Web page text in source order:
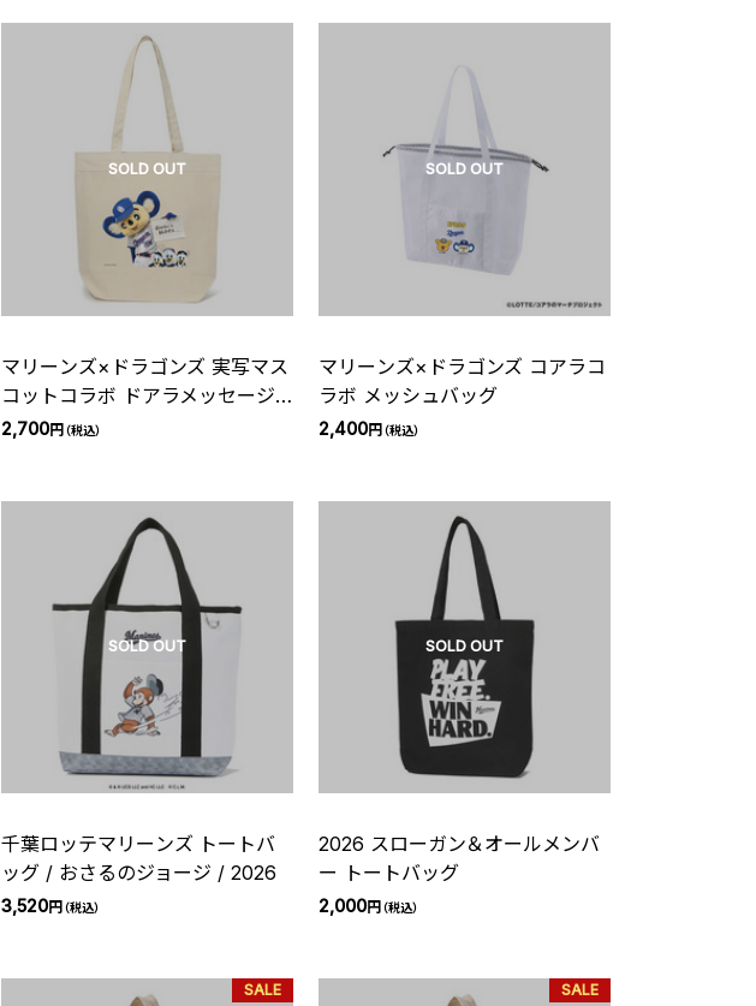
SOLD OUT
マリーンズ×ドラゴンズ 実写マス
コットコラボ ドアラメッセージ
トートバッグ
2,700円（税込）
SOLD OUT
マリーンズ×ドラゴンズ コアラコ
ラボ メッシュバッグ
2,400円（税込）
SOLD OUT
千葉ロッテマリーンズ トートバ
ッグ / おさるのジョージ / 2026
3,520円（税込）
SOLD OUT
2026 スローガン＆オールメンバ
ー トートバッグ
2,000円（税込）
SALE SALE